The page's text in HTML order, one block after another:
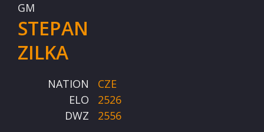
GM
STEPAN
ZILKA
NATION
CZE
ELO
2526
DWZ
2556